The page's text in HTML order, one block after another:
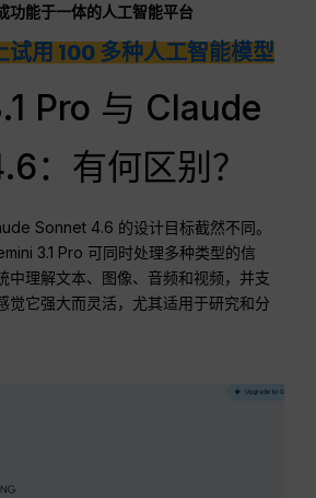
功能于一体的人工智能平台
试用 100 多种人工智能模型
Pro 与 Claude
：有何区别？
Sonnet 4.6 的设计目标截然不同。
3.1 Pro 可同时处理多种类型的信
中理解文本、图像、音频和视频，并支
觉它强大而灵活，尤其适用于研究和分